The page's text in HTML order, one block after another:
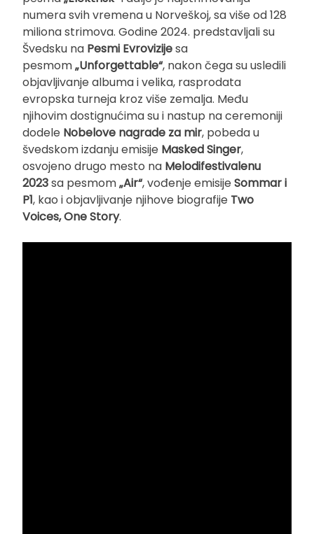
numera svih vremena u Norveškoj, sa više od 128
miliona strimova. Godine 2024. predstavljali su
Švedsku na Pesmi Evrovizijesa
pesmom„Unforgettable“, nakon čega su usledili
objavljivanje albuma i velika, rasprodata
evropska turneja kroz više zemalja. Među
njihovim dostignućima su i nastup na ceremoniji
dodele Nobelove nagrade za mir, pobeda u
švedskom izdanju emisije Masked Singer,
osvojeno drugo mesto na Melodifestivalenu
2023sa pesmom„Air“, vođenje emisije Sommar i
P1, kao i objavljivanje njihove biografije Two
Voices, One Story.